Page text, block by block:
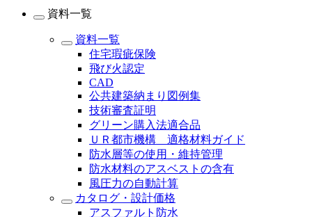
資料一覧
資料一覧
住宅瑕疵保険
飛び火認定
CAD
公共建築納まり図例集
技術審査証明
グリーン購入法適合品
ＵＲ都市機構 適格材料ガイド
防水層等の使用・維持管理
防水材料のアスベストの含有
風圧力の自動計算
カタログ・設計価格
アスファルト防水